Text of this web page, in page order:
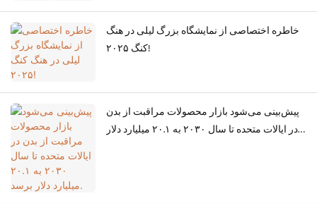
خاطره اختصاصی از نمایشگاه بزرگ لیلی در هنگ
کنگ ۲۰۲۵!
پیش‌بینی می‌شود بازار محصولات مراقبت از بدن
در ایالات متحده تا سال ۲۰۳۰ به ۲۰.۱ میلیارد دلار